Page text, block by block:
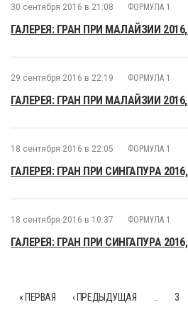
30 сентября 2016 в 21:08 ФОРМУЛА 1
ГАЛЕРЕЯ: ГРАН ПРИ МАЛАЙЗИИ
29 сентября 2016 в 22:19 ФОРМУЛА 1
ГАЛЕРЕЯ: ГРАН ПРИ МАЛАЙЗИИ
18 сентября 2016 в 22:05 ФОРМУЛА 1
ГАЛЕРЕЯ: ГРАН ПРИ СИНГАПУРА
18 сентября 2016 в 10:37 ФОРМУЛА 1
ГАЛЕРЕЯ: ГРАН ПРИ СИНГАПУРА
« ПЕРВАЯ ‹ ПРЕДЫДУЩАЯ 3